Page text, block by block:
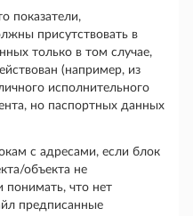
показатели,
присутствовать в
только в том случае,
(например, из
исполнительного
но паспортных данных
с адресами, если блок
объекта не
понимать, что нет
предписанные